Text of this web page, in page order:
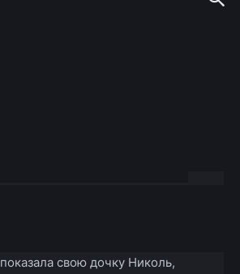
показала свою дочку Николь,